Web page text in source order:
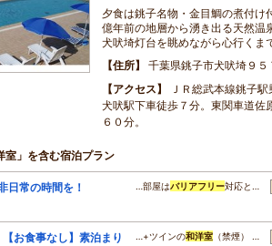
夕食は銚子名物・金目鯛の煮付け
億年前の地層から湧き出る天然温
犬吠埼灯台を眺めながら心行くま
住所
千葉県銚子市犬吠埼９５
アクセス
ＪＲ総武本線銚子
犬吠駅下車徒歩７分。東関車道佐
６０分。
室」を含む宿泊プラン
日常の時間を！ …部屋はバリアフリー対応と…
【お食事なし】素泊まり
…+ツインの和洋室 （禁煙） …